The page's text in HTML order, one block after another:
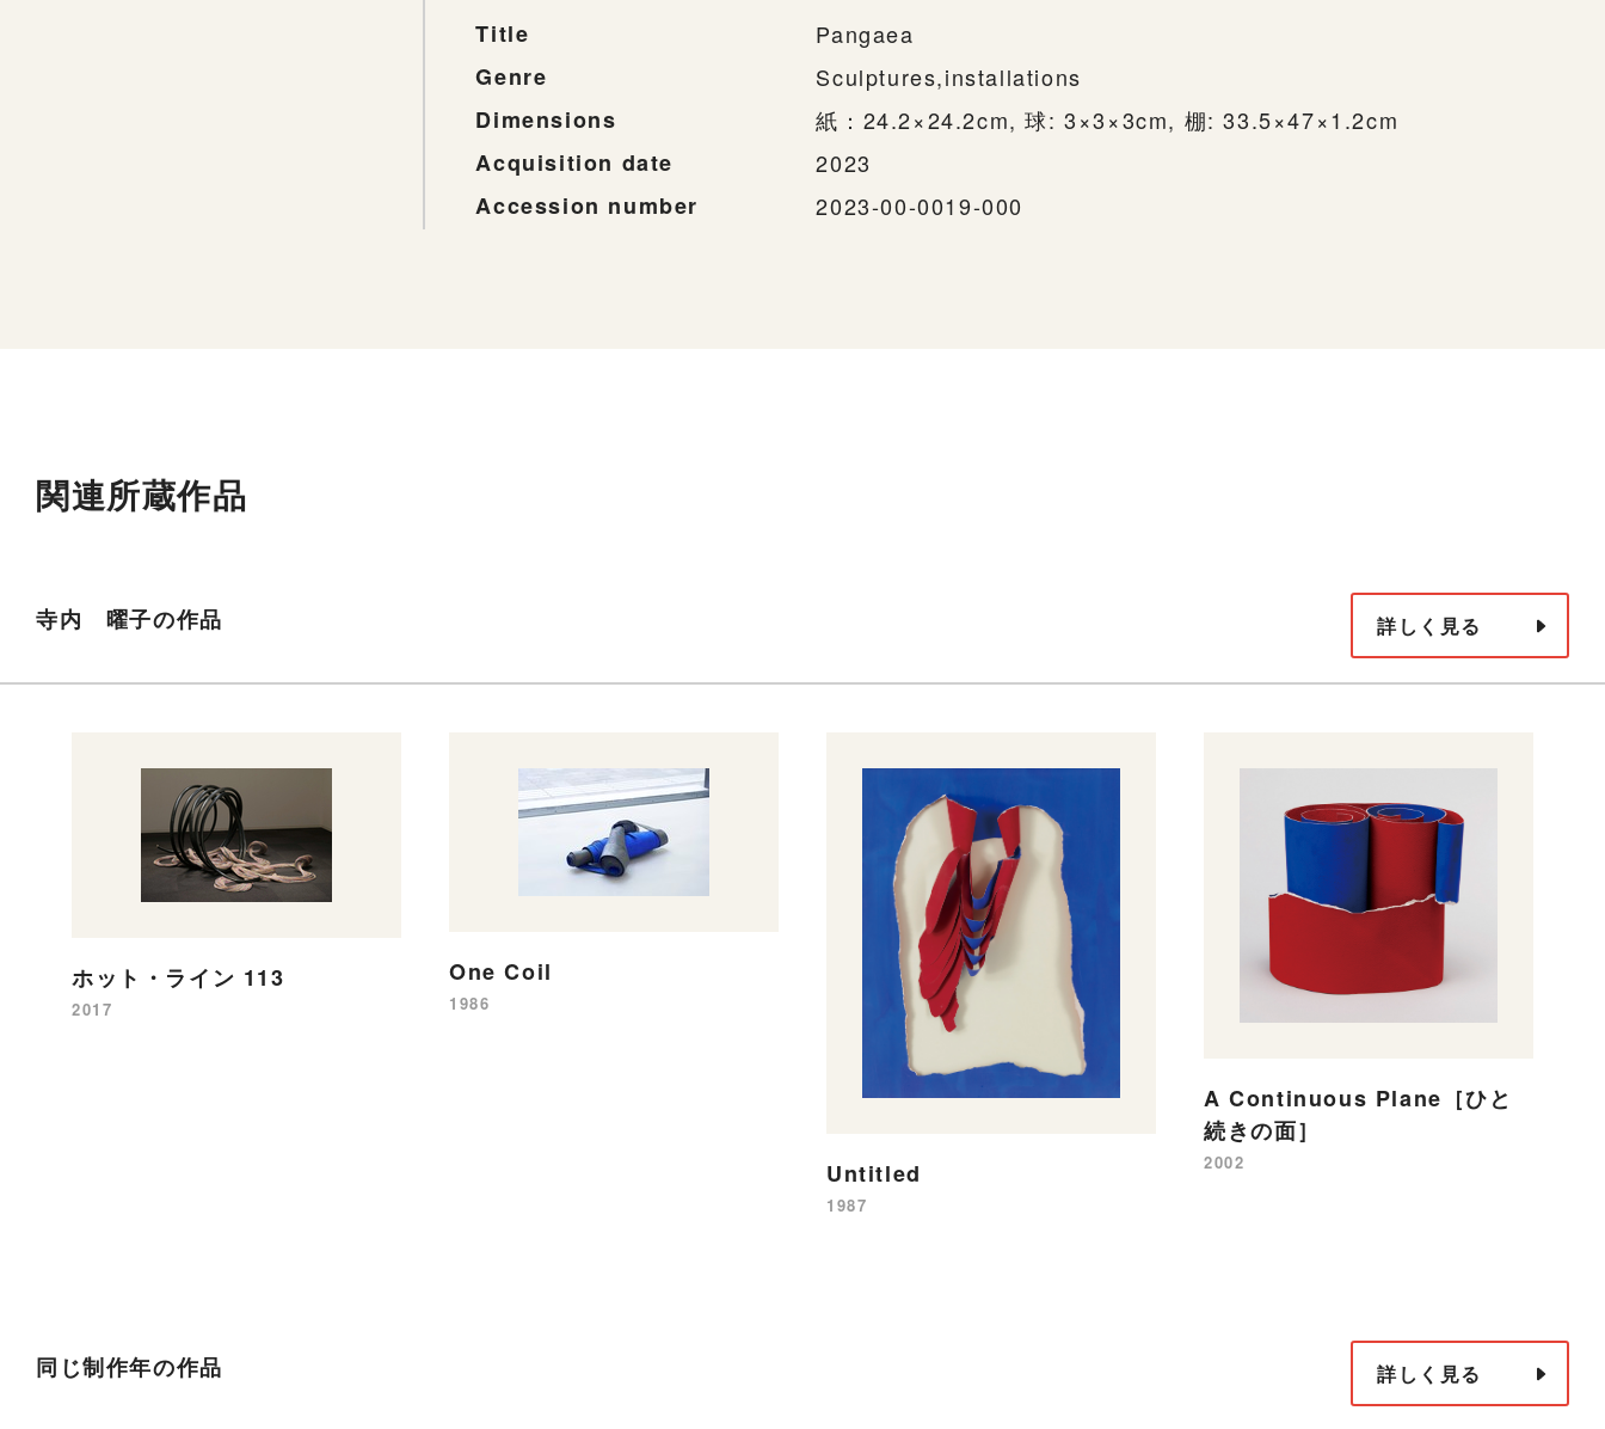
Title
Pangaea
Genre
Sculptures,installations
Dimensions
紙：24.2×24.2cm, 球: 3×3×3cm, 棚: 33.5×47×1.2cm
Acquisition date
2023
Accession number
2023-00-0019-000
関連所蔵作品
寺内 曜子の作品 詳しく見る
ホット・ライン 113
2017
One Coil
1986
Untitled
1987
A Continuous Plane［ひと
続きの面］
2002
同じ制作年の作品 詳しく見る